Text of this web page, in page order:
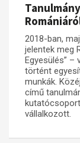
2018-ban,
jelentek meg
Egyesülés” –
történt
munkák.
című
vállalkozott.